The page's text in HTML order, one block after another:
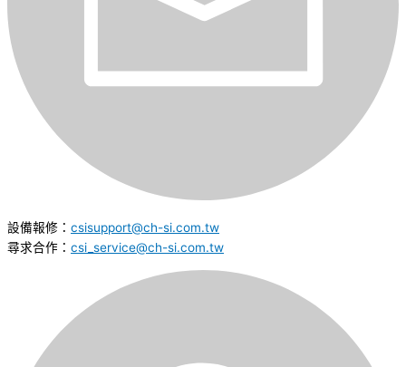
設備報修： csisupport@ch-si.com.tw
尋求合作： csi_service@ch-si.com.tw